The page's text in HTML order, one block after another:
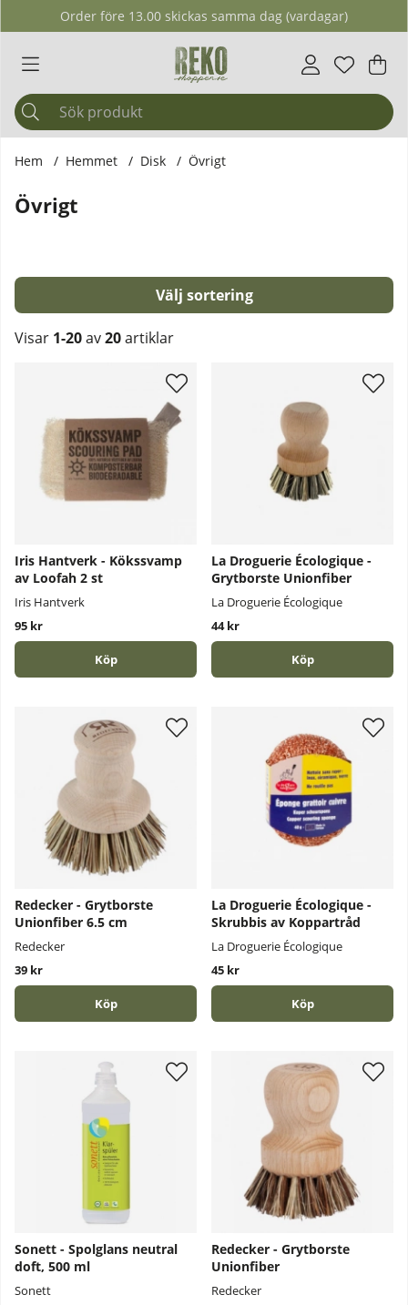
Order före 13.00 skickas samma dag (vardagar)
Antal i
. .
Hem Hemmet Disk Övrigt
Övrigt
Sortera
Visar 1-20av20artiklar
Iris Hantverk - Kökssvamp
av Loofah 2 st
Iris Hantverk
95 kr
Köp
La Droguerie Écologique -
Grytborste Unionfiber
La Droguerie Écologique
44 kr
Köp
Redecker - Grytborste
Unionfiber 6.5 cm
Redecker
39 kr
Köp
La Droguerie Écologique -
Skrubbis av Koppartråd
La Droguerie Écologique
45 kr
Köp
Sonett - Spolglans neutral
doft, 500 ml
Sonett
Redecker - Grytborste
Unionfiber
Redecker